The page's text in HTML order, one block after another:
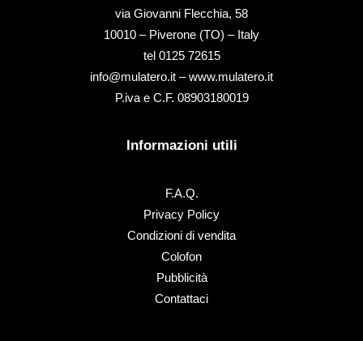
via Giovanni Flecchia, 58
10010 – Piverone (TO) – Italy
tel ‭0125 72615‬
info@mulatero.it –www.mulatero.it
P.iva e C.F. 08903180019
Informazioni utili
F.A.Q.
Privacy Policy
Condizioni di vendita
Colofon
Pubblicità
Contattaci